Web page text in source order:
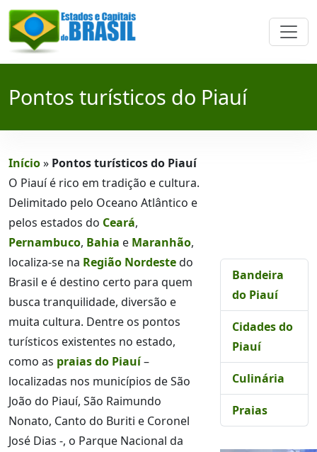
Pontos turísticos do Piauí
Início» Pontos turísticos do Piauí
O Piauí é rico em tradição e cultura.
Delimitado pelo Oceano Atlântico e
pelos estados do Ceará,
Pernambuco, Bahia e Maranhão,
localiza-se na Região Nordestedo
Brasil e é destino certo para quem
busca tranquilidade, diversão e
muita cultura. Dentre os pontos
turísticos existentes no estado,
como as praias do Piauí–
localizadas nos municípios de São
João do Piauí, São Raimundo
Nonato, Canto do Buriti e Coronel
José Dias -, o Parque Nacional da
Bandeira
do Piauí
Cidades do
Piauí
Culinária
Praias